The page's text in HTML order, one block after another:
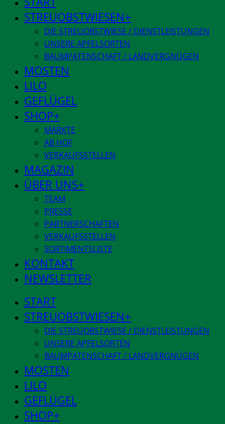
STREUOBSTWIESEN
DIE STREUOBSTWIESE / DIENSTLEISTUNGEN
UNSERE APFELSORTEN
BAUMPATENSCHAFT / LANDVERGNÜGEN
MOSTEN
LILO
GEFLÜGEL
SHOP
MÄRKTE
AB HOF
VERKAUFSSTELLEN
MAGAZIN
ÜBER UNS
TEAM
PRESSE
PARTNERSCHAFTEN
VERKAUFSSTELLEN
SORTIMENTSLISTE
KONTAKT
NEWSLETTER
START
STREUOBSTWIESEN
DIE STREUOBSTWIESE / DIENSTLEISTUNGEN
UNSERE APFELSORTEN
BAUMPATENSCHAFT / LANDVERGNÜGEN
MOSTEN
LILO
GEFLÜGEL
SHOP